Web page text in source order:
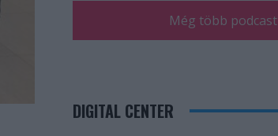
Még több podcast
DIGITAL CENTER